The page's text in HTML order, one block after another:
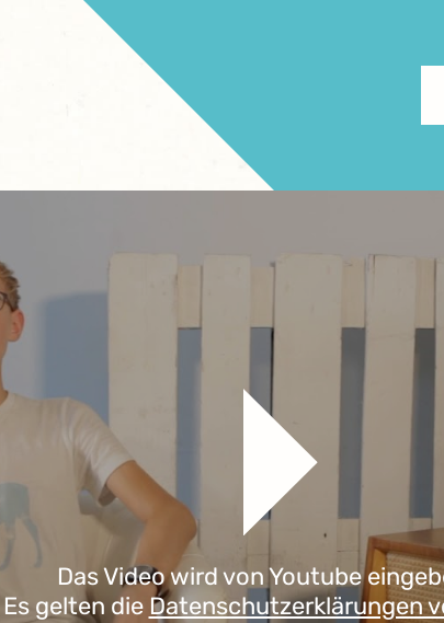
Das Video wird von Youtube
Es gelten die Datenschutzerklärungen